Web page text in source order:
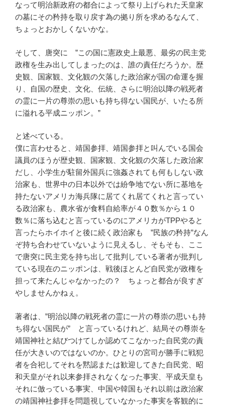
なって明治新政府の都合によって祭り上げられた天皇家
の墓にその矜持を取り戻す為の拠り所を求めるなんて、
ちょっとおかしくないかな。
そして、唐突に ”この国に憲政史上最悪、最劣の民主党
政権を生み出してしまったのは、誰の責任だろうか。歴
史観、国家観、文化観の欠落した政治家が国の命運を握
り、自国の歴史、文化、伝統、さらに明治以降の戦死者
の霊に一片の尊崇の思いも持ち得ない国民が、いたる所
に溢れる平成ニッポン。”
と述べている。
僕に言わせると、靖国参拝、靖国参拝と叫んでいる国会
議員のほうが歴史観、国家観、文化観の欠落した政治家
だし、小学生が駐留外国兵に強姦されても何もしない政
治家も、世界中の日本以外では紛争地でない所に基地を
持たないアメリカ海兵隊に居てくれ居てくれと言ってい
る政治家も、農水省が食料自給率が４０数％から１０
数％に落ち込むと言っているのにアメリカがTPPやると
言ったらホイホイと後に続く政治家も ”民族の矜持”なん
ぞ持ち合わせていないように見えるし、そもそも、ここ
で唐突に民主党を持ち出して批判している著者が批判し
ている現在のニッポンは、戦後ほとんど自民党が政権を
担って来たんじゃなかったの？ ちょっと都合が良すぎ
やしませんかねぇ。
著者は、”明治以降の戦死者の霊に一片の尊崇の思いも持
ち得ない国民が” と言っているけれど、結局その尊崇を
靖国神社と結びつけてしか認めてこなかった自民党の責
任が大きいのではないのか。ひとりの宮司が勝手に戦犯
者を合祀してそれを黙認または歓迎してきた自民党、昭
和天皇がそれ以来参拝されなくなった事実、平成天皇も
それに倣っている事実、中国や韓国もそれ以前は政治家
の靖国神社参拝を問題視していなかった事実を客観的に